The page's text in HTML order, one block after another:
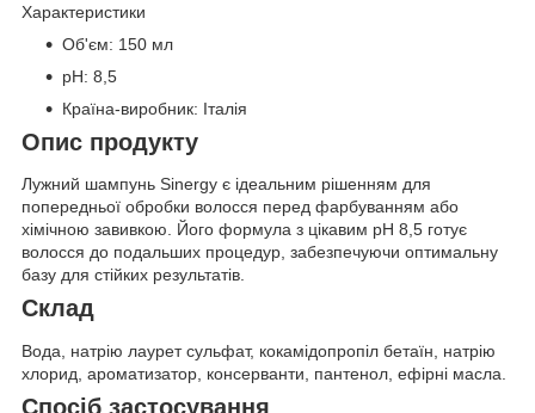
Характеристики
Об'єм: 150 мл
pH: 8,5
Країна-виробник: Італія
Опис продукту
Лужний шампунь Sinergy є ідеальним рішенням для
попередньої обробки волосся перед фарбуванням або
хімічною завивкою. Його формула з цікавим pH 8,5 готує
волосся до подальших процедур, забезпечуючи оптимальну
базу для стійких результатів.
Склад
Вода, натрію лаурет сульфат, кокамідопропіл бетаїн, натрію
хлорид, ароматизатор, консерванти, пантенол, ефірні масла.
Спосіб застосування